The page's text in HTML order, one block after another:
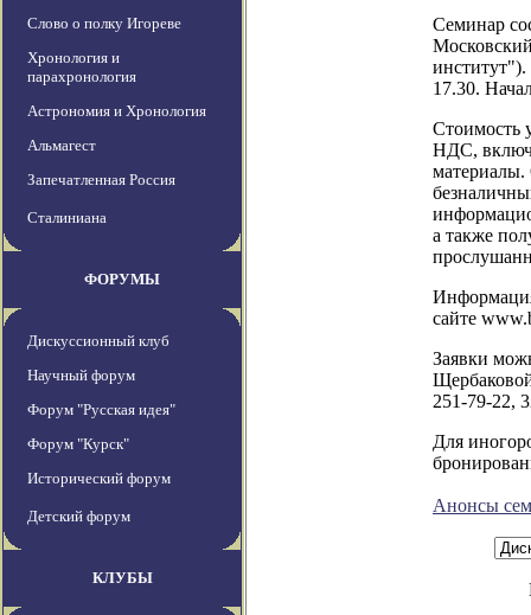
Слово о полку Игореве
Хронология и
парахронология
Астрономия и Хронология
Альмагест
Запечатленная Россия
Сталиниана
ФОРУМЫ
Дискуссионный клуб
Научный форум
Форум "Русская идея"
Форум "Курск"
Исторический форум
Детский форум
КЛУБЫ
Семинар
институт").
17.30.
Стоимость
НДС,
материалы.
а также
сайте
Заявки
251-79-22,
Для
Анонсы